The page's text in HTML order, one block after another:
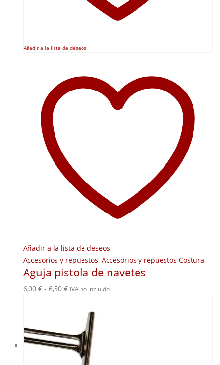
Añadir a la lista de deseos
Añadir a la lista de deseos
Accesorios y repuestos, Accesorios y repuestos Costura
Aguja pistola de navetes
6,00 € - 6,50 €Rango
precios:
desde
6,00 €
hasta
6,50 €
IVA no incluido